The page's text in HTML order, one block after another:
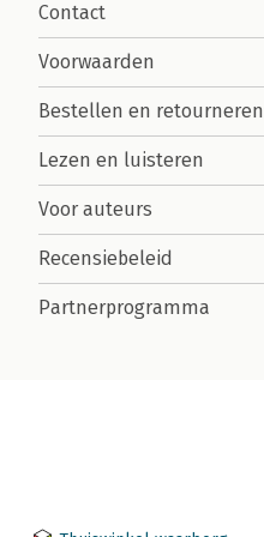
Contact
Voorwaarden
Bestellen en retourneren
Lezen en luisteren
Voor auteurs
Recensiebeleid
Partnerprogramma